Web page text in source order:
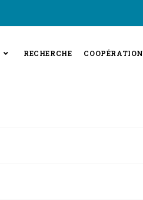
RECHERCHE COOPÉRATION